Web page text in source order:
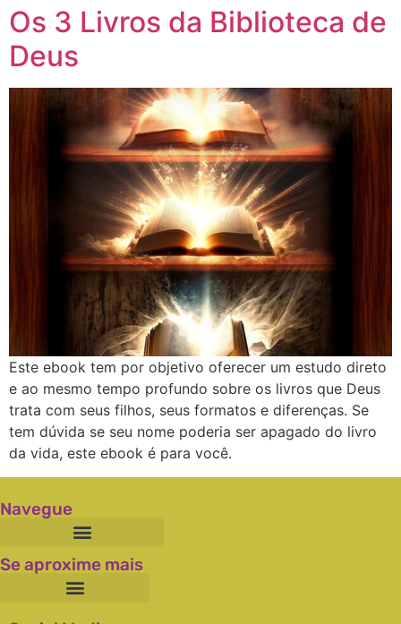
Os 3 Livros da Biblioteca de
Deus
Este ebook tem por objetivo oferecer um estudo direto
e ao mesmo tempo profundo sobre os livros que Deus
trata com seus filhos, seus formatos e diferenças. Se
tem dúvida se seu nome poderia ser apagado do livro
da vida, este ebook é para você.
Navegue
Se aproxime mais